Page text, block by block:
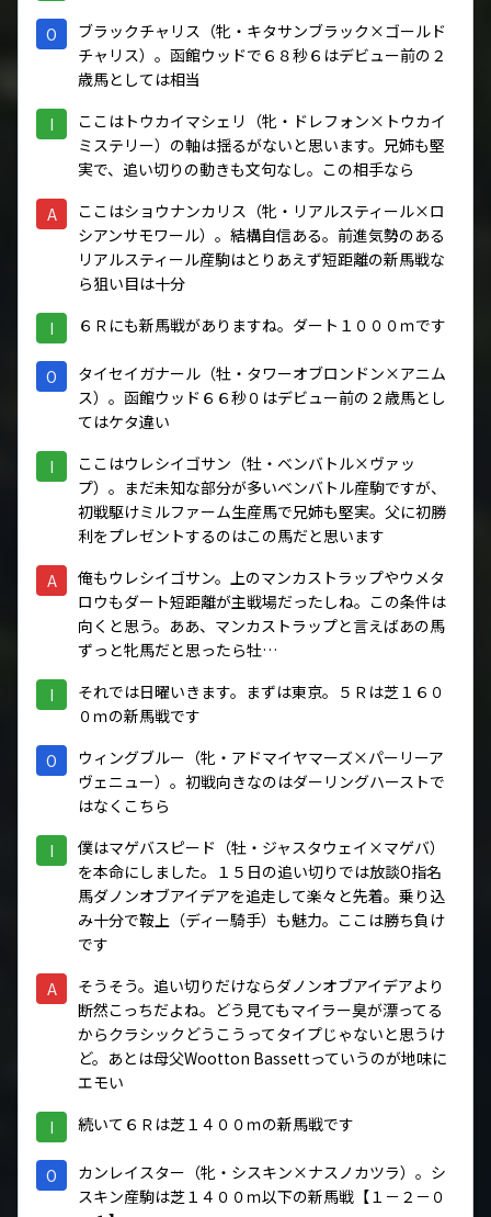
O
ブラックチャリス（牝・キタサンブラック×ゴールド
チャリス）。函館ウッドで６８秒６はデビュー前の２
歳馬としては相当
I
ここはトウカイマシェリ（牝・ドレフォン×トウカイ
ミステリー）の軸は揺るがないと思います。兄姉も堅
実で、追い切りの動きも文句なし。この相手なら
A
ここはショウナンカリス（牝・リアルスティール×ロ
シアンサモワール）。結構自信ある。前進気勢のある
リアルスティール産駒はとりあえず短距離の新馬戦な
ら狙い目は十分
I ６Ｒにも新馬戦がありますね。ダート１０００ｍです
O
タイセイガナール（牡・タワーオブロンドン×アニム
ス）。函館ウッド６６秒０はデビュー前の２歳馬とし
てはケタ違い
I
ここはウレシイゴサン（牡・ベンバトル×ヴァッ
プ）。まだ未知な部分が多いベンバトル産駒ですが、
初戦駆けミルファーム生産馬で兄姉も堅実。父に初勝
利をプレゼントするのはこの馬だと思います
A
俺もウレシイゴサン。上のマンカストラップやウメタ
ロウもダート短距離が主戦場だったしね。この条件は
向くと思う。ああ、マンカストラップと言えばあの馬
ずっと牝馬だと思ったら牡…
I
それでは日曜いきます。まずは東京。５Ｒは芝１６０
０ｍの新馬戦です
O
ウィングブルー（牝・アドマイヤマーズ×パーリーア
ヴェニュー）。初戦向きなのはダーリングハーストで
はなくこちら
I
僕はマゲバスピード（牡・ジャスタウェイ×マゲバ）
を本命にしました。１５日の追い切りでは放談O指名
馬ダノンオブアイデアを追走して楽々と先着。乗り込
み十分で鞍上（ディー騎手）も魅力。ここは勝ち負け
です
A
そうそう。追い切りだけならダノンオブアイデアより
断然こっちだよね。どう見てもマイラー臭が漂ってる
からクラシックどうこうってタイプじゃないと思うけ
ど。あとは母父Wootton Bassettっていうのが地味に
エモい
I 続いて６Ｒは芝１４００ｍの新馬戦です
O
カンレイスター（牝・シスキン×ナスノカツラ）。シ
スキン産駒は芝１４００ｍ以下の新馬戦【１－２－０